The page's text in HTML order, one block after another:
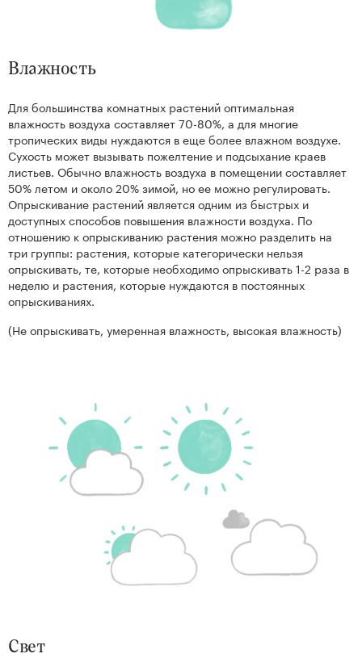
Влажность
Для большинства комнатных растений оптимальная
влажность воздуха составляет 70-80%, а для многие
тропических виды нуждаются в еще более влажном воздухе.
Сухость может вызывать пожелтение и подсыхание краев
листьев. Обычно влажность воздуха в помещении составляет
50% летом и около 20% зимой, но ее можно регулировать.
Опрыскивание растений является одним из быстрых и
доступных способов повышения влажности воздуха. По
отношению к опрыскиванию растения можно разделить на
три группы: растения, которые категорически нельзя
опрыскивать, те, которые необходимо опрыскивать 1-2 раза в
неделю и растения, которые нуждаются в постоянных
опрыскиваниях.
(Не опрыскивать, умеренная влажность, высокая влажность)
Свет